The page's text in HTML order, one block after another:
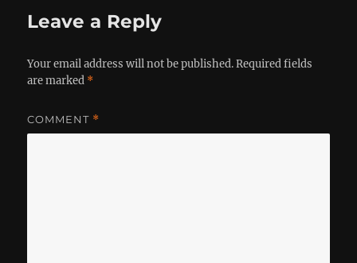
Leave a Reply
Your email address will not be published. Required fields
are marked *
COMMENT *